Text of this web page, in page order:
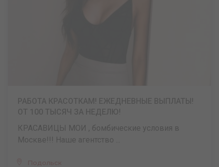
КРАСАВИЦЫ МОИ , бомбические условия в
Москве!!! Наше агентство ...
Подольск